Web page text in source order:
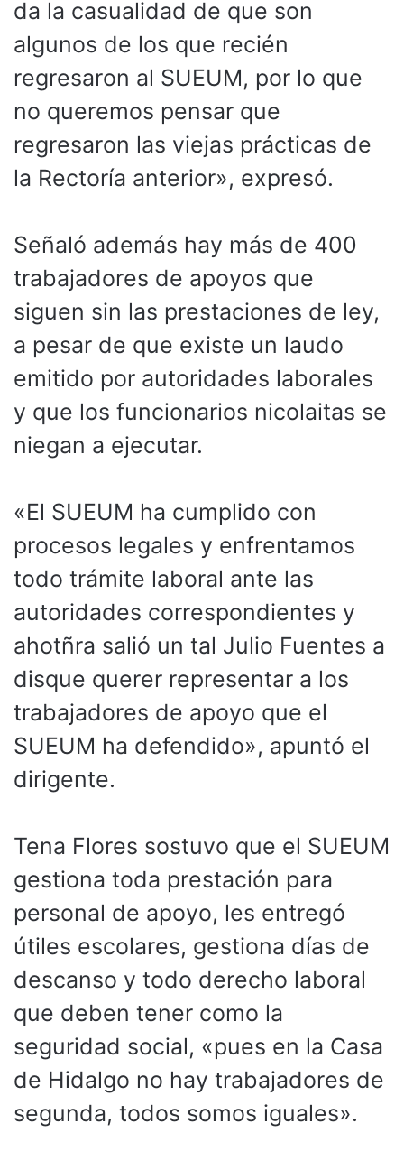
da la casualidad de que son
algunos de los que recién
regresaron al SUEUM, por lo que
no queremos pensar que
regresaron las viejas prácticas de
la Rectoría anterior», expresó.
Señaló además hay más de 400
trabajadores de apoyos que
siguen sin las prestaciones de ley,
a pesar de que existe un laudo
emitido por autoridades laborales
y que los funcionarios nicolaitas se
niegan a ejecutar.
«El SUEUM ha cumplido con
procesos legales y enfrentamos
todo trámite laboral ante las
autoridades correspondientes y
ahotñra salió un tal Julio Fuentes a
disque querer representar a los
trabajadores de apoyo que el
SUEUM ha defendido», apuntó el
dirigente.
Tena Flores sostuvo que el SUEUM
gestiona toda prestación para
personal de apoyo, les entregó
útiles escolares, gestiona días de
descanso y todo derecho laboral
que deben tener como la
seguridad social, «pues en la Casa
de Hidalgo no hay trabajadores de
segunda, todos somos iguales».